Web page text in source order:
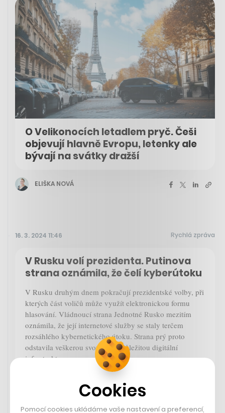
O Velikonocích letadlem pryč. Češi
objevují hlavně Evropu, letenky ale
bývají na svátky dražší
ELIŠKA NOVÁ
16. 3. 2024 11:46 Rychlá zpráva
V Rusku volí prezidenta. Putinova
strana oznámila, že čelí kyberútoku
V Rusku druhým dnem pokračují prezidentské volby, při
kterých část voličů může využít elektronickou formu
hlasování. Vládnoucí strana Jednotné Rusko mezitím
oznámila, že její internetové služby se staly terčem
rozsáhlého kybernetického útoku. Strana prý proto
odstavila veškerou svou méně důležitou digitální
infrastrukturu.
Cookies
Pomocí cookies ukládáme vaše nastavení a preferencí,